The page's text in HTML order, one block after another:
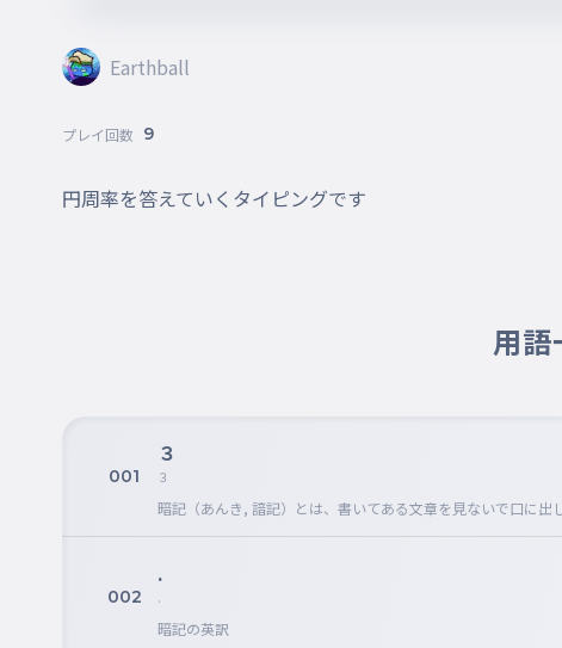
Earthball
プレイ回数 9
円周率を答えていくタイピングです
用
001
３
３
暗記（あんき, 諳記）とは、書いてある文章を見ないで口に出
002
.
.
暗記の英訳